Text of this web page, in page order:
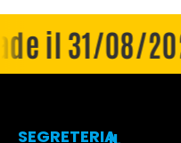
31/08/2026
SEGRETERIA